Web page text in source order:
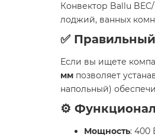
Конвектор Ballu
лоджий, ванных
✅
Если вы ищете
мм позволяет
напольный)
⚙️
Мощность: 400